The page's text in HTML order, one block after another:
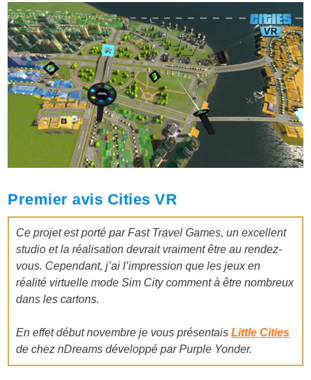
Premier avis Cities VR
Ce projet est porté par Fast Travel Games, un excellent
studio et la réalisation devrait vraiment être au rendez-
vous. Cependant, j’ai l’impression que les jeux en
réalité virtuelle mode Sim City comment à être nombreux
dans les cartons.
En effet début novembre je vous présentaisLittle Cities
de chez nDreams développé par Purple Yonder.